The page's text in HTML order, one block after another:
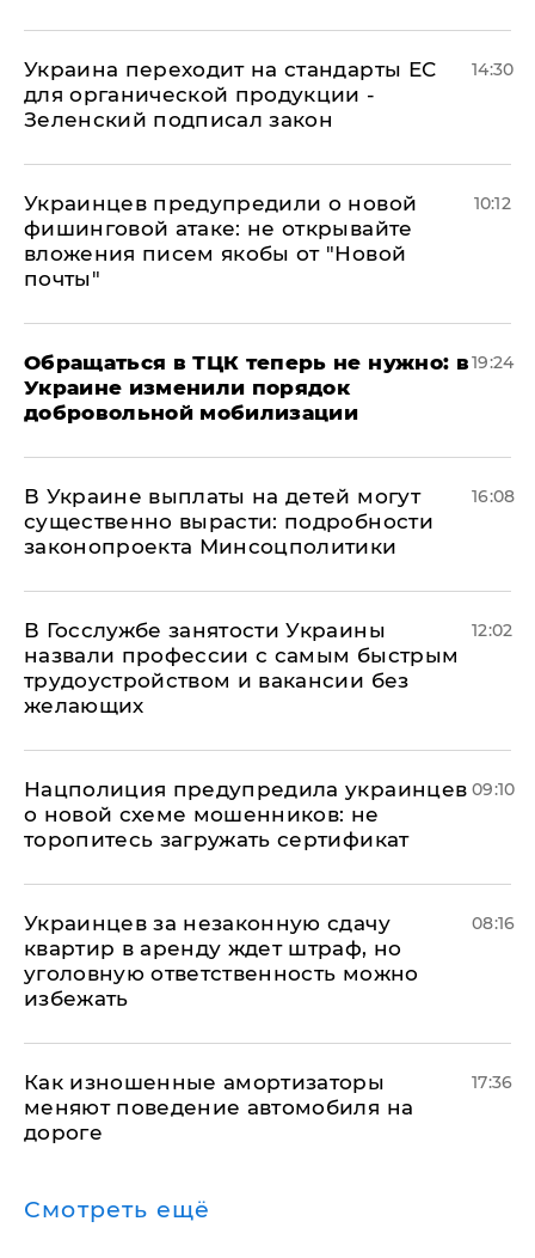
Украина переходит на стандарты ЕС
для органической продукции -
Зеленский подписал закон
14:30
Украинцев предупредили о новой
фишинговой атаке: не открывайте
вложения писем якобы от "Новой
почты"
10:12
Обращаться в ТЦК теперь не нужно: в
Украине изменили порядок
добровольной мобилизации
19:24
В Украине выплаты на детей могут
существенно вырасти: подробности
законопроекта Минсоцполитики
16:08
В Госслужбе занятости Украины
назвали профессии с самым быстрым
трудоустройством и вакансии без
желающих
12:02
Нацполиция предупредила украинцев
о новой схеме мошенников: не
торопитесь загружать сертификат
09:10
Украинцев за незаконную сдачу
квартир в аренду ждет штраф, но
уголовную ответственность можно
избежать
08:16
Как изношенные амортизаторы
меняют поведение автомобиля на
дороге
17:36
Смотреть ещё